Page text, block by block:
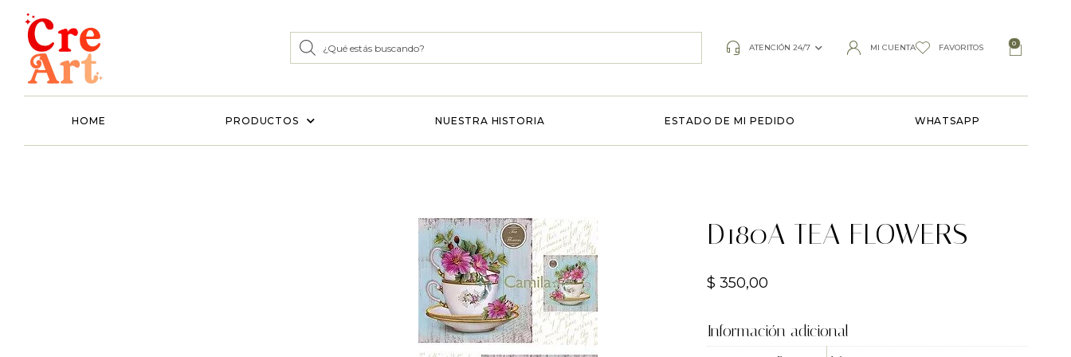
ATENCIÓN 24/7 MI CUENTA FAVORITOS 0
HOME PRODUCTOS NUESTRA HISTORIA ESTADO DE MI PEDIDO WHATSAPP
D180A TEA FLOWERS
$ 350,00
Información adicional